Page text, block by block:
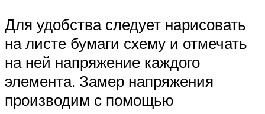
Для удобства следует нарисовать
на листе бумаги схему и отмечать
на ней напряжение каждого
элемента. Замер напряжения
производим с помощью